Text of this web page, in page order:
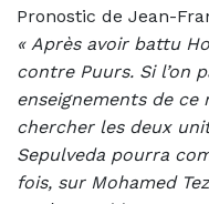
Pronostic de Jean-
« Après avoir battu
contre Puurs. Si l’on
enseignements de
chercher les deux
Sepulveda pourra
fois, sur Mohamed